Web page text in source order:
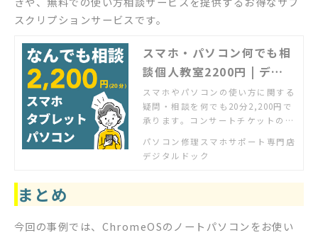
スクリプションサービスです。
スマホ・パソコン何でも相
談個人教室2200円 | デジ
タルドック【公式】
スマホやパソコンの使い方に関する
疑問・相談を何でも20分2,200円で
承ります。コンサートチケットの申
リに登録したいが分からない、エク
セルで表をグラフにしたい、パソコ
合わせください。
パソコン修理スマホサポート専門店
デジタルドック
まとめ
今回の事例では、ChromeOSのノートパソコンをお使い